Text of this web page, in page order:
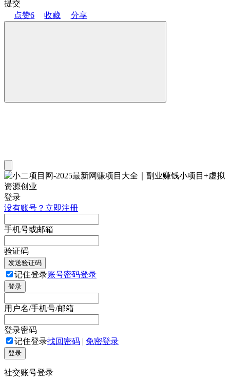
提交
点赞6 收藏 分享
登录
没有账号？立即注册
手机号或邮箱
验证码
发送验证码
记住登录账号密码登录
登录
用户名/手机号/邮箱
登录密码
记住登录找回密码 | 免密登录
登录
社交账号登录